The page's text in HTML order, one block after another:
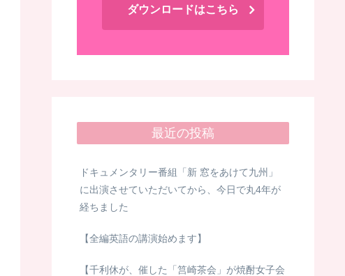
ダウンロードはこちら
最近の投稿
ドキュメンタリー番組「新 窓をあけて九州」
に出演させていただいてから、今日で丸4年が
経ちました
【全編英語の講演始めます】
【千利休が、催した「筥崎茶会」が焼酎女子会